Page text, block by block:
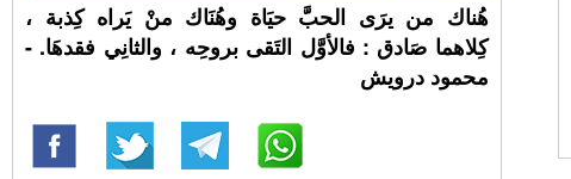
هُناك من يرَى الحبَّ حيَاة وهُنَاك منْ يَراه كِذبة ،
كِلاهما صَادق : فالأوَّل التَقى بروحِه ، والثانِي فقدهَا. -
محمود درويش